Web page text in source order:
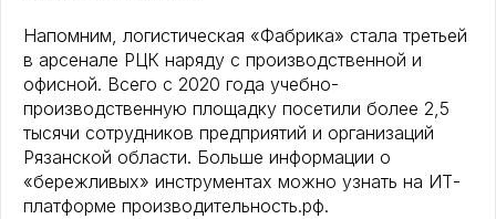
Напомним, логистическая «Фабрика» стала третьей
в арсенале РЦК наряду с производственной и
офисной. Всего с 2020 года учебно-
производственную площадку посетили более 2,5
тысячи сотрудников предприятий и организаций
Рязанской области. Больше информации о
«бережливых» инструментах можно узнать на ИТ-
платформе производительность.рф.